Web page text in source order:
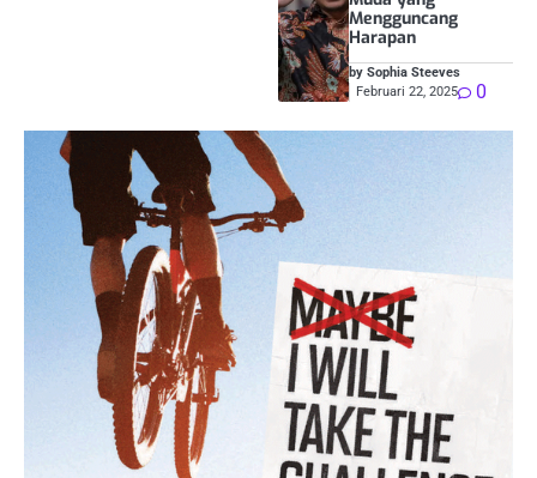
Mengguncang
Harapan
by Sophia Steeves
Februari 22, 2025
0